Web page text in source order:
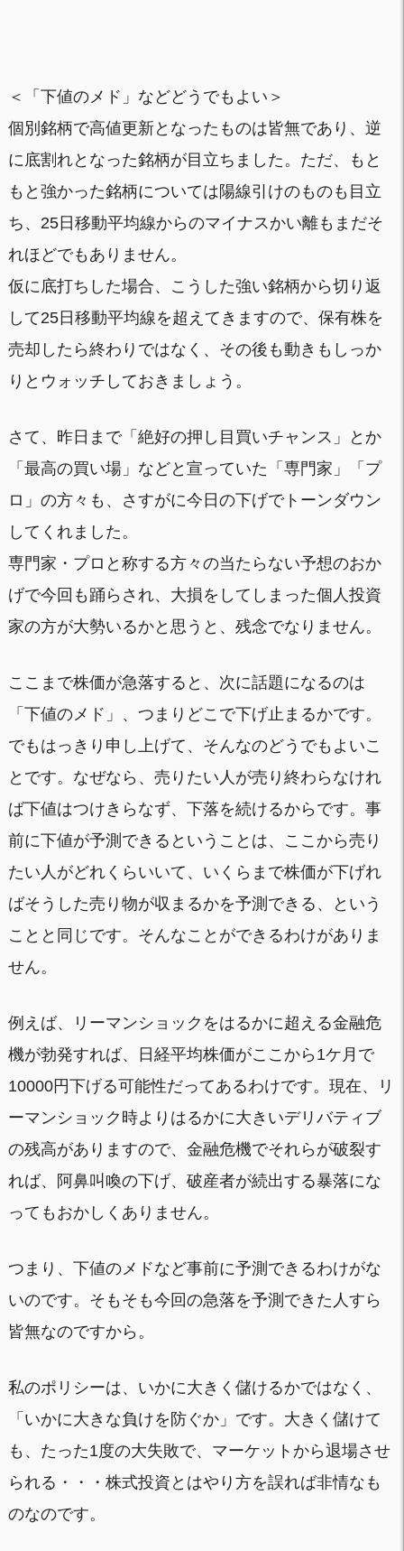
＜「下値のメド」などどうでもよい＞
個別銘柄で高値更新となったものは皆無であり、逆
に底割れとなった銘柄が目立ちました。ただ、もと
もと強かった銘柄については陽線引けのものも目立
ち、25日移動平均線からのマイナスかい離もまだそ
れほどでもありません。
仮に底打ちした場合、こうした強い銘柄から切り返
して25日移動平均線を超えてきますので、保有株を
売却したら終わりではなく、その後も動きもしっか
りとウォッチしておきましょう。
さて、昨日まで「絶好の押し目買いチャンス」とか
「最高の買い場」などと宣っていた「専門家」「プ
ロ」の方々も、さすがに今日の下げでトーンダウン
してくれました。
専門家・プロと称する方々の当たらない予想のおか
げで今回も踊らされ、大損をしてしまった個人投資
家の方が大勢いるかと思うと、残念でなりません。
ここまで株価が急落すると、次に話題になるのは
「下値のメド」、つまりどこで下げ止まるかです。
でもはっきり申し上げて、そんなのどうでもよいこ
とです。なぜなら、売りたい人が売り終わらなけれ
ば下値はつけきらなず、下落を続けるからです。事
前に下値が予測できるということは、ここから売り
たい人がどれくらいいて、いくらまで株価が下げれ
ばそうした売り物が収まるかを予測できる、という
ことと同じです。そんなことができるわけがありま
せん。
例えば、リーマンショックをはるかに超える金融危
機が勃発すれば、日経平均株価がここから1ケ月で
10000円下げる可能性だってあるわけです。現在、リ
ーマンショック時よりはるかに大きいデリバティブ
の残高がありますので、金融危機でそれらが破裂す
れば、阿鼻叫喚の下げ、破産者が続出する暴落にな
ってもおかしくありません。
つまり、下値のメドなど事前に予測できるわけがな
いのです。そもそも今回の急落を予測できた人すら
皆無なのですから。
私のポリシーは、いかに大きく儲けるかではなく、
「いかに大きな負けを防ぐか」です。大きく儲けて
も、たった1度の大失敗で、マーケットから退場させ
られる・・・株式投資とはやり方を誤れば非情なも
のなのです。